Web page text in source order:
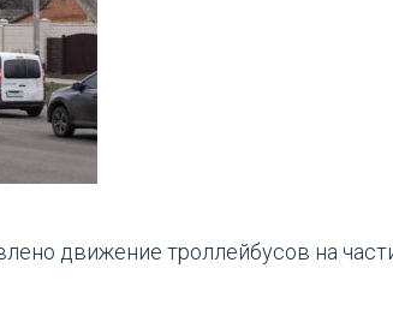
движение троллейбусов на